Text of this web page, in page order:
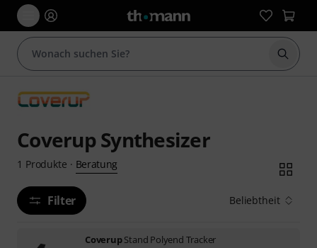
Suche
Coverup Synthesizer
1 Produkte · Beratung
Filter Beliebtheit
CoverupStand Polyend Tracker